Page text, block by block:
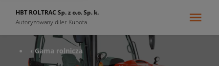
HBT ROLTRAC Sp. z o.o. Sp. k.
Autoryzowany diler Kubota
‹ Gama rolnicza